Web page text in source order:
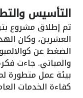
التأسيس
تم إطلاق مشروع
العشرين، وكان
الضغط عن
والمباني. جاءت
بيئة عمل متطورة
كفاءة الخدمات